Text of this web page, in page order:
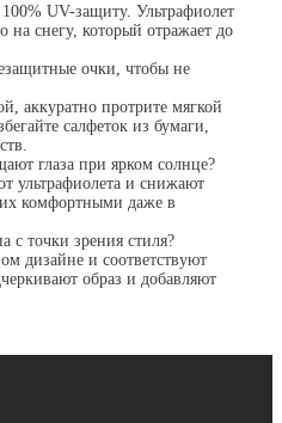
UV-защиту. Ультрафиолет
на снегу, который отражает до
очки, чтобы не
аккуратно протрите мягкой
салфеток из бумаги,
глаза при ярком солнце?
ультрафиолета и снижают
их комфортными даже в
с точки зрения стиля?
дизайне и соответствуют
образ и добавляют